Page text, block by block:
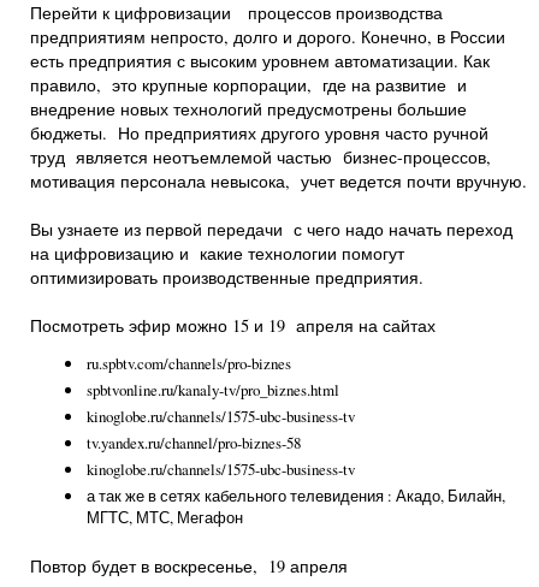
Перейти к цифровизации процессов производства
предприятиям непросто, долго и дорого. Конечно, в России
есть предприятия с высоким уровнем автоматизации. Как
правило, это крупные корпорации, где на развитие и
внедрение новых технологий предусмотрены большие
бюджеты. Но предприятиях другого уровня часто ручной
труд является неотъемлемой частью бизнес-процессов,
мотивация персонала невысока, учет ведется почти вручную.
Вы узнаете из первой передачи с чего надо начать переход
на цифровизацию и какие технологии помогут
оптимизировать производственные предприятия.
Посмотреть эфир можно 15 и 19 апреля на сайтах
ru.spbtv.com/channels/pro-biznes
spbtvonline.ru/kanaly-tv/pro_biznes.html
kinoglobe.ru/channels/1575-ubc-business-tv
tv.yandex.ru/channel/pro-biznes-58
kinoglobe.ru/channels/1575-ubc-business-tv
а так же в сетях кабельного телевидения : Акадо, Билайн,
МГТС, МТС, Мегафон
Повтор будет в воскресенье, 19 апреля